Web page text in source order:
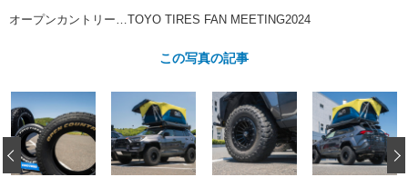
カーメーカー「旧車」関連プロジ
コラム
イベント
オープンカントリー…TOYO TIRES FAN MEETING2024
この写真の記事
‹